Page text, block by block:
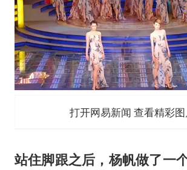
打开网易新闻 查看精彩
站住脚跟之后，杨帆做了一